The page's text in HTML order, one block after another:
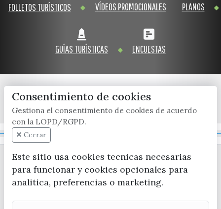
FOLLETOS TURÍSTICOS VÍDEOS PROMOCIONALES PLANOS
GUÍAS TURÍSTICAS ENCUESTAS
x / twitter facebook youtube instagram
Consentimiento de cookies
Gestiona el consentimiento de cookies de acuerdo
con la LOPD/RGPD.
Cerrar
Este sitio usa cookies tecnicas necesarias
para funcionar y cookies opcionales para
analitica, preferencias o marketing.